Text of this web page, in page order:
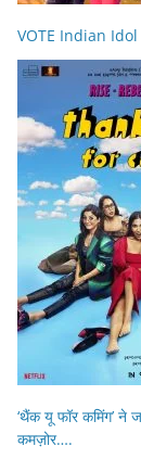
VOTE Indian
‘थैंक यू फॉर कमिंग’ ने
कमज़ोर….